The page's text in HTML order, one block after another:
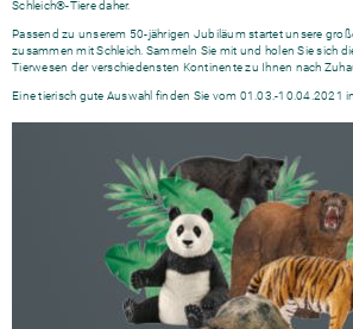
Schleich®-Tiere daher.
Passend zu unserem 50-jährigen Jubiläum startet unsere
zusammen mit Schleich. Sammeln Sie mit und holen Sie sich
Tierwesen der verschiedensten Kontinente zu Ihnen nach
Eine tierisch gute Auswahl finden Sie vom 01.03.-10.04.2021